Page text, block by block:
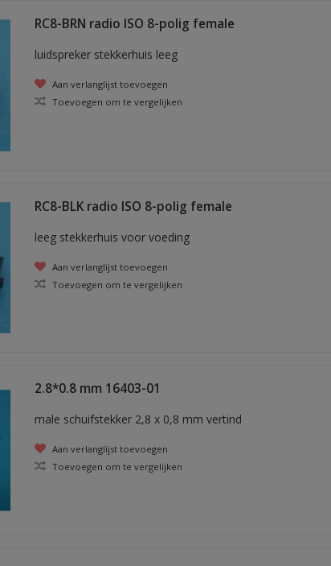
RC8-BRN radio ISO 8-polig female
luidspreker stekkerhuis leeg
Aan verlanglijst toevoegen
Toevoegen om te vergelijken
RC8-BLK radio ISO 8-polig female
leeg stekkerhuis voor voeding
Aan verlanglijst toevoegen
Toevoegen om te vergelijken
2.8*0.8 mm 16403-01
male schuifstekker 2,8 x 0,8 mm vertind
Aan verlanglijst toevoegen
Toevoegen om te vergelijken